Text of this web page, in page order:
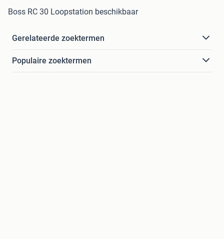
Boss RC 30 Loopstation beschikbaar
Gerelateerde zoektermen
Populaire zoektermen